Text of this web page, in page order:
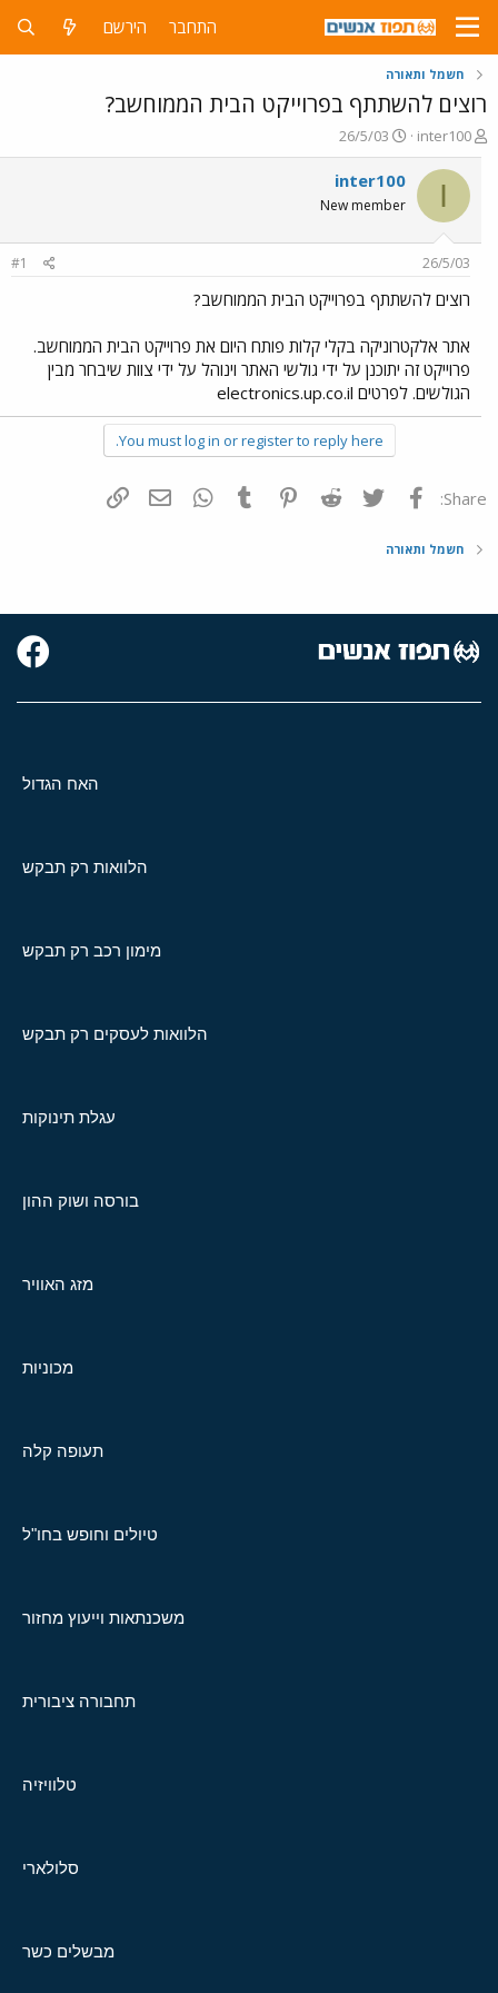
התחבר הירשם
חשמל ותאורה
רוצים להשתתף בפרוייקט הבית הממוחשב?
פ
ו
ת
ח
ה
ש
א
inter100
פ
ו
ר
ס
ם
ר
26/5/03
I
inter100
New member
26/5/03
#1
רוצים להשתתף בפרוייקט הבית הממוחשב?
אתר אלקטרוניקה בקלי קלות פותח היום את פרוייקט הבית הממוחשב.
פרוייקט זה יתוכנן על ידי גולשי האתר וינוהל על ידי צוות שיבחר מבין
הגולשים. לפרטים electronics.up.co.il
You must log in or register to reply here.
Share: פייסבוק Twitter
Reddit
Pinterest
Tumblr
WhatsAppדואר אלקטרוני
חשמל ותאורה
האח הגדול
הלוואות רק תבקש
מימון רכב רק תבקש
הלוואות לעסקים רק תבקש
עגלת תינוקות
בורסה ושוק ההון
מזג האוויר
מכוניות
תעופה קלה
טיולים וחופש בחו"ל
משכנתאות וייעוץ מחזור
תחבורה ציבורית
טלוויזיה
סלולארי
מבשלים כשר